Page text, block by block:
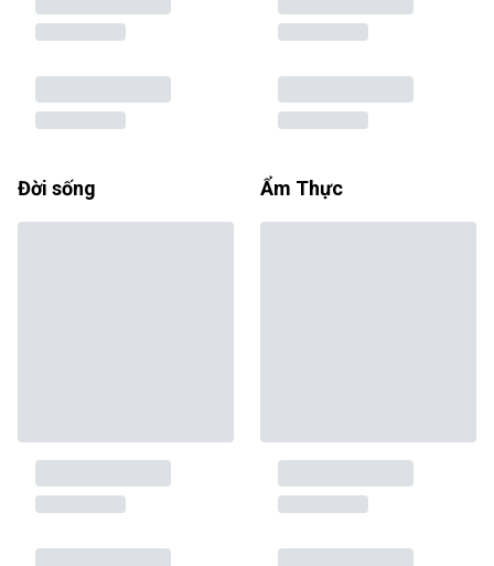
Đời sống Ẩm Thực